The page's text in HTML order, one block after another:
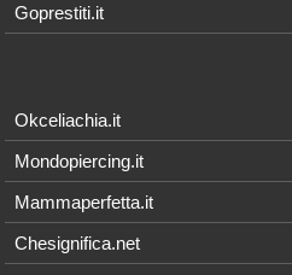
Goprestiti.it
Okceliachia.it
Mondopiercing.it
Mammaperfetta.it
Chesignifica.net